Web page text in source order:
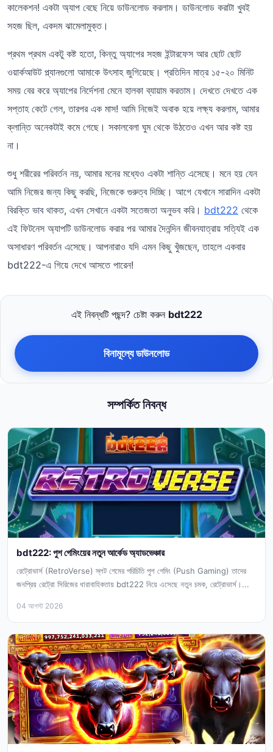
কালেকশন! একটা অ্যাপ বেছে নিয়ে ডাউনলোড করলাম। ডাউনলোড করাটা খুবই
সহজ ছিল, একদম ঝামেলামুক্ত।
প্রথম প্রথম একটু কষ্ট হতো, কিন্তু অ্যাপের সহজ ইন্টারফেস আর ছোট ছোট
ওয়ার্কআউট প্ল্যানগুলো আমাকে উৎসাহ জুগিয়েছে। প্রতিদিন মাত্র ১৫-২০ মিনিট
সময় বের করে অ্যাপের নির্দেশনা মেনে হালকা ব্যায়াম করতাম। দেখতে দেখতে এক
সপ্তাহ কেটে গেল, তারপর এক মাস! আমি নিজেই অবাক হয়ে লক্ষ্য করলাম, আমার
ক্লান্তি অনেকটাই কমে গেছে। সকালবেলা ঘুম থেকে উঠতেও এখন আর কষ্ট হয়
না।
শুধু শরীরের পরিবর্তন নয়, আমার মনের মধ্যেও একটা শান্তি এসেছে। মনে হয় যেন
আমি নিজের জন্য কিছু করছি, নিজেকে গুরুত্ব দিচ্ছি। আগে যেখানে সারাদিন একটা
বিরক্তি ভাব থাকত, এখন সেখানে একটা সতেজতা অনুভব করি। bdt222 থেকে
এই ফিটনেস অ্যাপটি ডাউনলোড করার পর আমার দৈনন্দিন জীবনযাত্রায় সত্যিই এক
অসাধারণ পরিবর্তন এসেছে। আপনারাও যদি এমন কিছু খুঁজছেন, তাহলে একবার
bdt222-এ গিয়ে দেখে আসতে পারেন!
এই নিবন্ধটি পছন্দ? চেষ্টা করুন bdt222
বিনামূল্যে ডাউনলোড
সম্পর্কিত নিবন্ধ
bdt222: পুশ গেমিংয়ের নতুন আর্কেড অ্যাডভেঞ্চার
রেট্রোভার্স (RetroVerse) স্লট গেমের পরিচিতি পুশ গেমিং (Push Gaming) তাদের
জনপ্রিয় রেট্রো সিরিজের ধারাবাহিকতায় bdt222 নিয়ে এসেছে নতুন চমক, রেট্রোভার্স।...
04 আগস্ট 2026